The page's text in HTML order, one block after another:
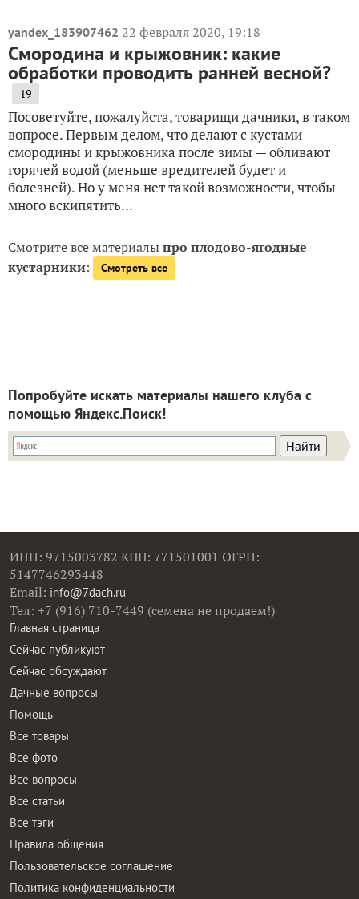
yandex_183907462 22 февраля 2020, 19:18
Смородина и крыжовник: какие
обработки проводить ранней весной?
19
Посоветуйте, пожалуйста, товарищи дачники, в таком
вопросе. Первым делом, что делают с кустами
смородины и крыжовника после зимы — обливают
горячей водой (меньше вредителей будет и
болезней). Но у меня нет такой возможности, чтобы
много вскипятить...
Смотрите все материалыпро плодово-ягодные
кустарники: Смотреть все
Попробуйте искать материалы нашего клуба с
помощью Яндекс.Поиск!
ИНН: 9715003782 КПП: 771501001 ОГРН:
5147746293448
Email: info@7dach.ru
Тел: +7 (916) 710-7449 (семена не продаем!)
Главная страница
Сейчас публикуют
Сейчас обсуждают
Дачные вопросы
Помощь
Все товары
Все фото
Все вопросы
Все статьи
Все тэги
Правила общения
Пользовательское соглашение
Политика конфиденциальности